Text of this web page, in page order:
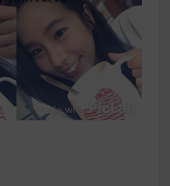
白粉終極指南，讓你一次搞
疑問，不要再被這些問題困擾